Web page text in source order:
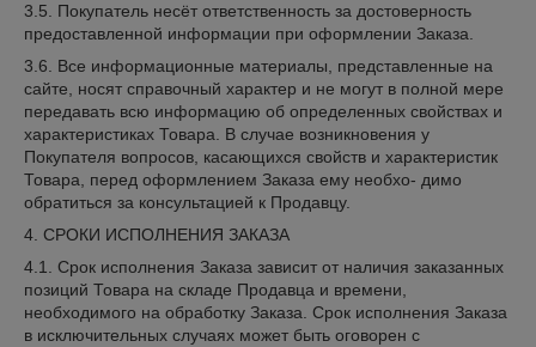
3.5. Покупатель несёт ответственность за достоверность
предоставленной информации при оформлении Заказа.
3.6. Все информационные материалы, представленные на
сайте, носят справочный характер и не могут в полной мере
передавать всю информацию об определенных свойствах и
характеристиках Товара. В случае возникновения у
Покупателя вопросов, касающихся свойств и характеристик
Товара, перед оформлением Заказа ему необхо- димо
обратиться за консультацией к Продавцу.
4. СРОКИ ИСПОЛНЕНИЯ ЗАКАЗА
4.1. Срок исполнения Заказа зависит от наличия заказанных
позиций Товара на складе Продавца и времени,
необходимого на обработку Заказа. Срок исполнения Заказа
в исключительных случаях может быть оговорен с